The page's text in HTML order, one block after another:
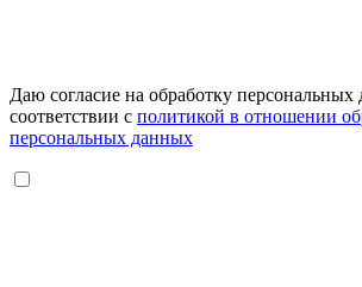
Даю согласие на обработку персональных
соответствии с политикой в отношении
персональных данных